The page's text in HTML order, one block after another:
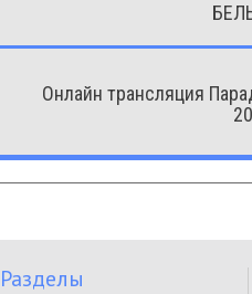
Онлайн трансляция
Разделы